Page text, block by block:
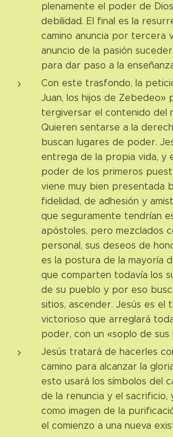
plenamente el poder de
debilidad. El final es la
camino anuncia por tercera
anuncio de la pasión
para dar paso a la
Con este trasfondo, la
Juan, los hijos de Zebedeo»
tergiversar el contenido del
Quieren sentarse a la
buscan lugares de poder.
entrega de la propia vida, y
poder de los primeros
viene muy bien presentada
fidelidad, de adhesión y
que seguramente tendrían
apóstoles, pero mezclados
personal, sus deseos de
es la postura de la mayoría
que comparten todavía los
de su pueblo y por eso
sitios, ascender. Jesús es el
victorioso que arreglará
poder, con un «soplo de sus
Jesús tratará de hacerles
camino para alcanzar la
esto usará los símbolos del
de la renuncia y el sacrificio,
como imagen de la
el comienzo a una nueva